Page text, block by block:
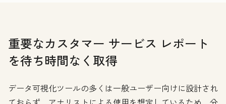
重要なカスタマー サービス レポート
を待ち時間なく取得
データ可視化ツールの多くは一般ユーザー向けに設計され